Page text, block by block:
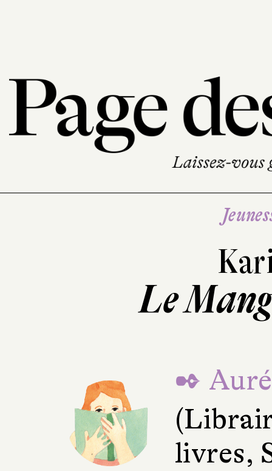
Le
✒
livres,